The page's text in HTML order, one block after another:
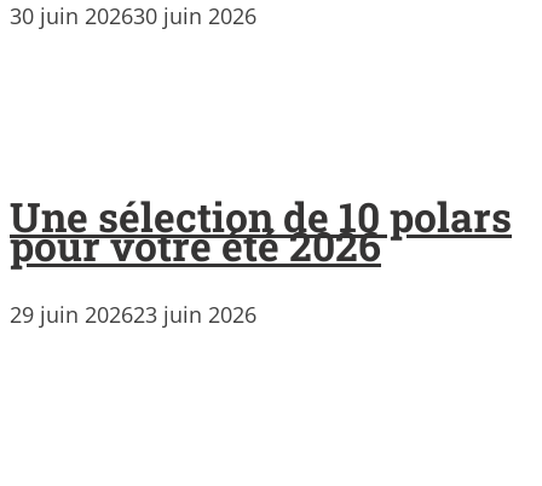
30 juin 202630 juin 2026
Une sélection de 10 polars
pour votre été 2026
29 juin 202623 juin 2026